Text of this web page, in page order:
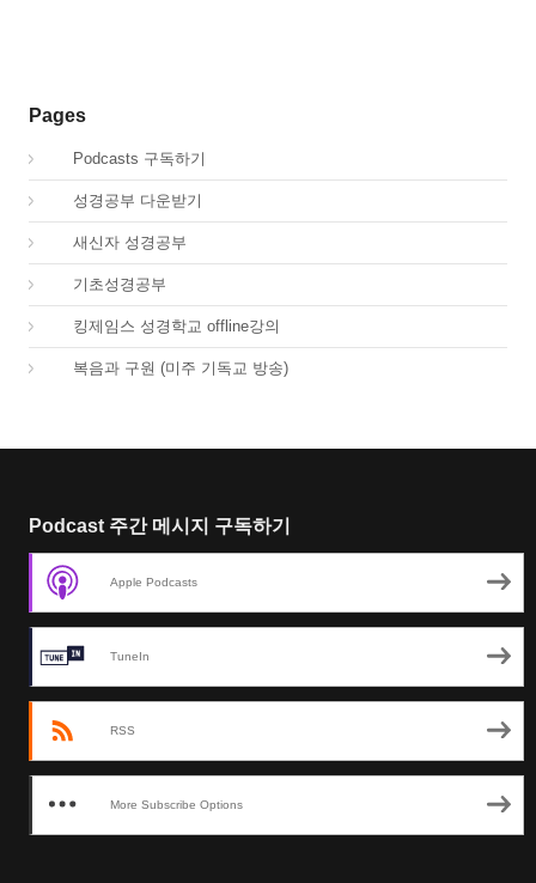
Pages
Podcasts 구독하기
성경공부 다운받기
새신자 성경공부
기초성경공부
킹제임스 성경학교 offline강의
복음과 구원 (미주 기독교 방송)
Podcast 주간 메시지 구독하기
Apple Podcasts
TuneIn
RSS
More Subscribe Options